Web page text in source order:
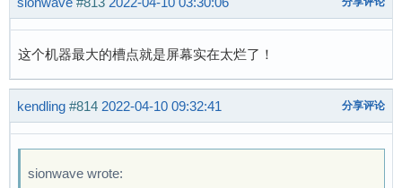
这个机器最大的槽点就是屏幕实在太烂了！
kendling #814 2022-04-10 09:32:41 分享评论
sionwave wrote: